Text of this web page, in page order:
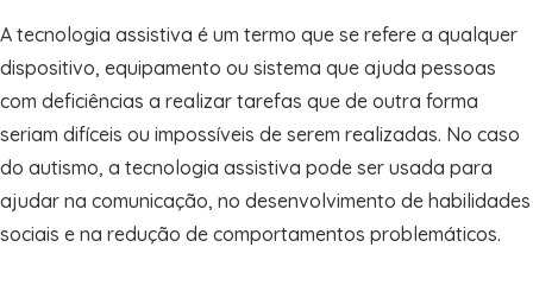
A tecnologia assistiva é um termo que se refere a qualquer
dispositivo, equipamento ou sistema que ajuda pessoas
com deficiências a realizar tarefas que de outra forma
seriam difíceis ou impossíveis de serem realizadas. No caso
do autismo, a tecnologia assistiva pode ser usada para
ajudar na comunicação, no desenvolvimento de habilidades
sociais e na redução de comportamentos problemáticos.